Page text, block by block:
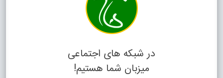
در شبکه های اجتماعی
میزبان شما هستیم!